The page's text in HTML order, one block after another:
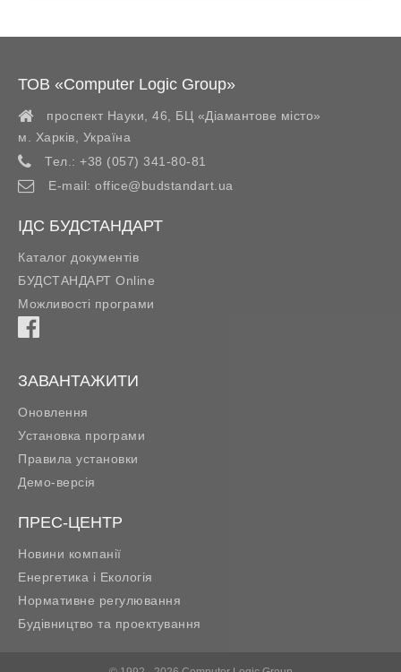
ТОВ «Computer Logic Group»
проспект Науки, 46, БЦ «Діамантове місто»
м. Харків
Україна
Тел.: +38 (057) 341-80-81
E-mail: office@budstandart.ua
ІДС БУДСТАНДАРТ
Каталог документів
БУДСТАНДАРТ Online
Можливості програми
ЗАВАНТАЖИТИ
Оновлення
Установка програми
Правила установки
Демо-версія
ПРЕС-ЦЕНТР
Новини компанії
Енергетика і Екологія
Нормативне регулювання
Будівництво та проектування